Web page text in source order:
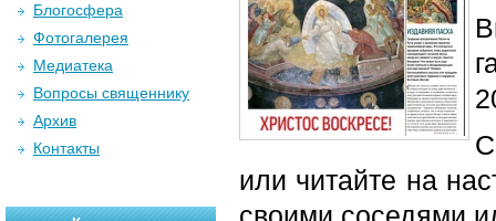
или читайте на
Блогосфера
Фотогалерея
Медиатека
Вопросы священнику
Архив
Контакты